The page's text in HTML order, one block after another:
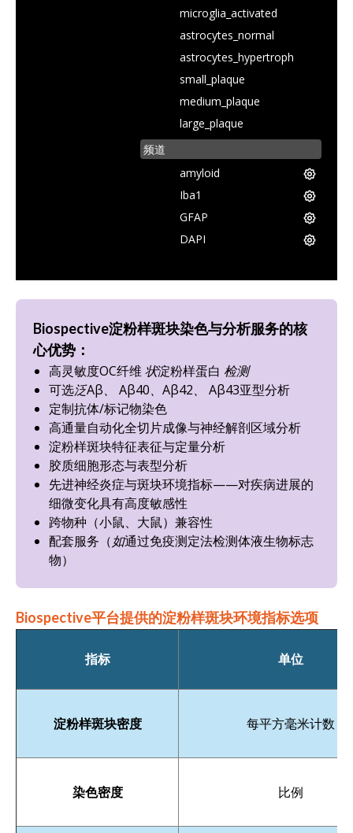
large_plaque
medium_plaque
small_plaque
astrocytes_hypertroph
astrocytes_normal
microglia_activated
频道
DAPI
GFAP
Iba1
amyloid
Biospective淀粉样斑块染色与分析服务的核
心优势：
高灵敏度OC纤维 状淀粉样蛋白 检测
可选泛Aβ、 Aβ40、Aβ42、
Aβ43亚型分析
定制抗体/标记物染色
高通量自动化全切片成像与神经解剖区域分析
淀粉样斑块特征表征与定量分析
胶质细胞形态与表型分析
先进神经炎症与斑块环境指标——对疾病进展的
细微变化具有高度敏感性
跨物种（小鼠、大鼠）兼容性
配套服务（如通过免疫测定法检测体液生物标志
物）
Biospective平台提供的淀粉样斑块环境指标选项
指标 单位
淀粉样斑块密度 每平方毫米计数
染色密度 比例